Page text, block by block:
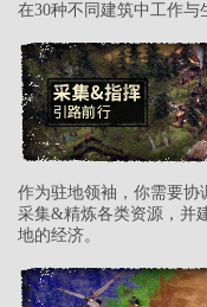
在30种不同建筑中工作与
作为驻地领袖，你需要协
采集&精炼各类资源，并
地的经济。